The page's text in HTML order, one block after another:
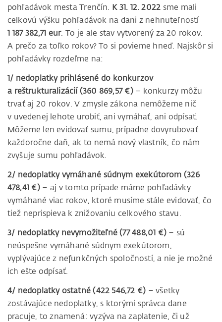
pohľadávok mesta Trenčín. K 31. 12. 2022 sme mali
celkovú výšku pohľadávok na dani z nehnuteľností
1 187 382,71 eur. To je ale stav vytvorený za 20 rokov.
A prečo za toľko rokov? To si povieme hneď. Najskôr si
pohľadávky rozdeľme na:
1/ nedoplatky prihlásené do konkurzov
a reštrukturalizácií (360 869,57 €)– konkurzy môžu
trvať aj 20 rokov. V zmysle zákona nemôžeme nič
v uvedenej lehote urobiť, ani vymáhať, ani odpísať.
Môžeme len evidovať sumu, prípadne dovyrubovať
každoročne daň, ak to nemá nový vlastník, čo nám
zvyšuje sumu pohľadávok.
2/ nedoplatky vymáhané súdnym exekútorom (326
478,41 €)– aj v tomto prípade máme pohľadávky
vymáhané viac rokov, ktoré musíme stále evidovať, čo
tiež neprispieva k znižovaniu celkového stavu.
3/ nedoplatky nevymožiteľné (77 488,01 €)– sú
neúspešne vymáhané súdnym exekútorom,
vyplývajúce z nefunkčných spoločností, a nie je možné
ich ešte odpísať.
4/ nedoplatky ostatné (422 546,72 €) – všetky
zostávajúce nedoplatky, s ktorými správca dane
pracuje, to znamená: vyzýva na zaplatenie, či už